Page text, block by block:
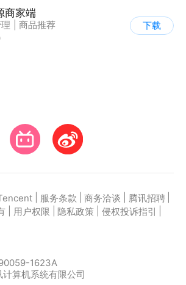
商家端
商品推荐
下载
服务条款 商务洽谈 腾讯招聘
用户权限 隐私政策 侵权投诉指引
1623A
算机系统有限公司